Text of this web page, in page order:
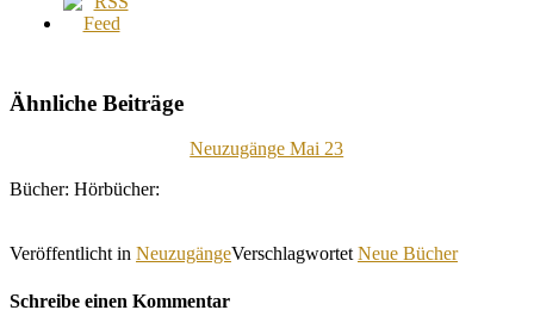
Ähnliche Beiträge
Neuzugänge Mai 23
Bücher: Hörbücher:
Veröffentlicht in NeuzugängeVerschlagwortet Neue Bücher
Schreibe einen Kommentar